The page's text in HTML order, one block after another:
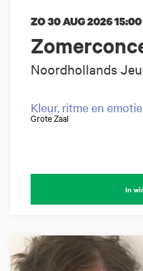
Noordhollands
ZO 30 AUG 202615:00
Kleur, ritme en
Grote Zaal
In